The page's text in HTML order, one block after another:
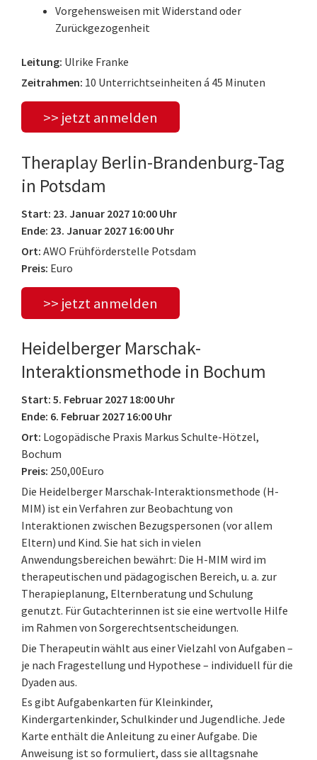
Vorgehensweisen mit Widerstand oder
Zurückgezogenheit
Leitung: Ulrike Franke
Zeitrahmen: 10 Unterrichtseinheiten á 45 Minuten
>> jetzt anmelden
Theraplay Berlin-Brandenburg-Tag
in Potsdam
Start: 23. Januar 2027 10:00 Uhr
Ende: 23. Januar 2027 16:00 Uhr
Ort: AWO Frühförderstelle Potsdam
Preis: Euro
>> jetzt anmelden
Heidelberger Marschak-
Interaktionsmethode in Bochum
Start: 5. Februar 2027 18:00 Uhr
Ende: 6. Februar 2027 16:00 Uhr
Ort: Logopädische Praxis Markus Schulte-Hötzel,
Bochum
Preis: 250,00Euro
Die Heidelberger Marschak-Interaktionsmethode (H-
MIM) ist ein Verfahren zur Beobachtung von
Interaktionen zwischen Bezugspersonen (vor allem
Eltern) und Kind. Sie hat sich in vielen
Anwendungsbereichen bewährt: Die H-MIM wird im
therapeutischen und pädagogischen Bereich, u. a. zur
Therapieplanung, Elternberatung und Schulung
genutzt. Für Gutachterinnen ist sie eine wertvolle Hilfe
im Rahmen von Sorgerechtsentscheidungen.
Die Therapeutin wählt aus einer Vielzahl von Aufgaben –
je nach Fragestellung und Hypothese – individuell für die
Dyaden aus.
Es gibt Aufgabenkarten für Kleinkinder,
Kindergartenkinder, Schulkinder und Jugendliche. Jede
Karte enthält die Anleitung zu einer Aufgabe. Die
Anweisung ist so formuliert, dass sie alltagsnahe